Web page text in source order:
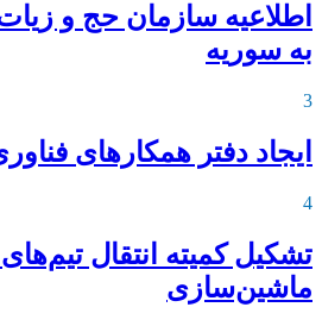
اطلاعیه‌ سازمان حج و
به سوریه
3
ایجاد دفتر همکارهای
4
تشکیل کمیته انتقال
ماشین‌سازی